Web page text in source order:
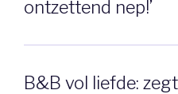
ontzettend nep!’
B&B vol liefde: